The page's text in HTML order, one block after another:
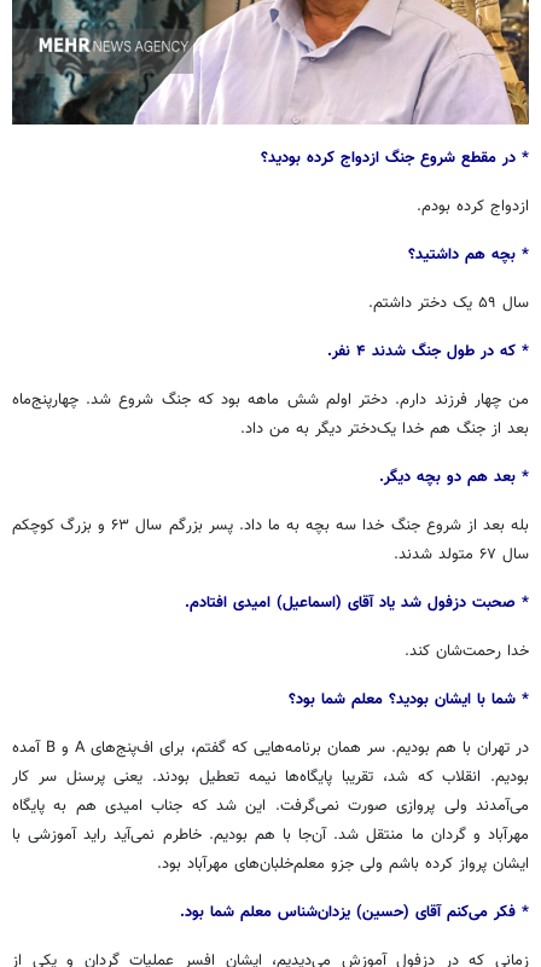
* در مقطع شروع جنگ ازدواج کرده بودید؟
ازدواج کرده بودم.
* بچه هم داشتید؟
سال ۵۹ یک دختر داشتم.
* که در طول جنگ شدند ۴ نفر.
من چهار فرزند دارم. دختر اولم شش ماهه بود که جنگ شروع شد. چهارپنج‌ماه
بعد از جنگ هم خدا یک‌دختر دیگر به من داد.
* بعد هم دو بچه دیگر.
بله بعد از شروع جنگ خدا سه بچه به ما داد. پسر بزرگم سال ۶۳ و بزرگ کوچکم
سال ۶۷ متولد شدند.
* صحبت دزفول شد یاد آقای (اسماعیل) امیدی افتادم.
خدا رحمت‌شان کند.
* شما با ایشان بودید؟ معلم شما بود؟
در تهران با هم بودیم. سر همان برنامه‌هایی که گفتم، برای اف‌پنج‌های A و B آمده
بودیم. انقلاب که شد، تقریبا پایگاه‌ها نیمه تعطیل بودند. یعنی پرسنل سر کار
می‌آمدند ولی پروازی صورت نمی‌گرفت. این شد که جناب امیدی هم به پایگاه
مهرآباد و گردان ما منتقل شد. آن‌جا با هم بودیم. خاطرم نمی‌آید راید آموزشی با
ایشان پرواز کرده باشم ولی جزو معلم‌خلبان‌های مهرآباد بود.
* فکر می‌کنم آقای (حسین) یزدان‌شناس معلم شما بود.
زمانی که در دزفول آموزش می‌دیدیم، ایشان افسر عملیات گردان و یکی از